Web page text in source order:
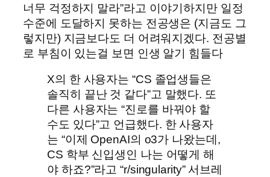
너무 걱정하지 말라”라고 이야기하지만 일정
수준에 도달하지 못하는 전공생은 (지금도 그
렇지만) 지금보다도 더 어려워지겠다. 전공별
로 부침이 있는걸 보면 인생 알기 힘들다
X의 한 사용자는 “CS 졸업생들은
솔직히 끝난 것 같다”고 말했다. 또
다른 사용자는 “진로를 바꿔야 할
수도 있다”고 언급했다. 한 사용자
는 “이제 OpenAI의 o3가 나왔는데,
CS 학부 신입생인 나는 어떻게 해
야 하죠?”라고 “r/singularity” 서브레